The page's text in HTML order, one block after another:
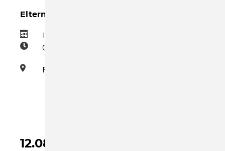
Eltern-Kind-Gruppe Mittwoch
12.08.2026
09:00–10:30
Familienzentrum
12.08.2026